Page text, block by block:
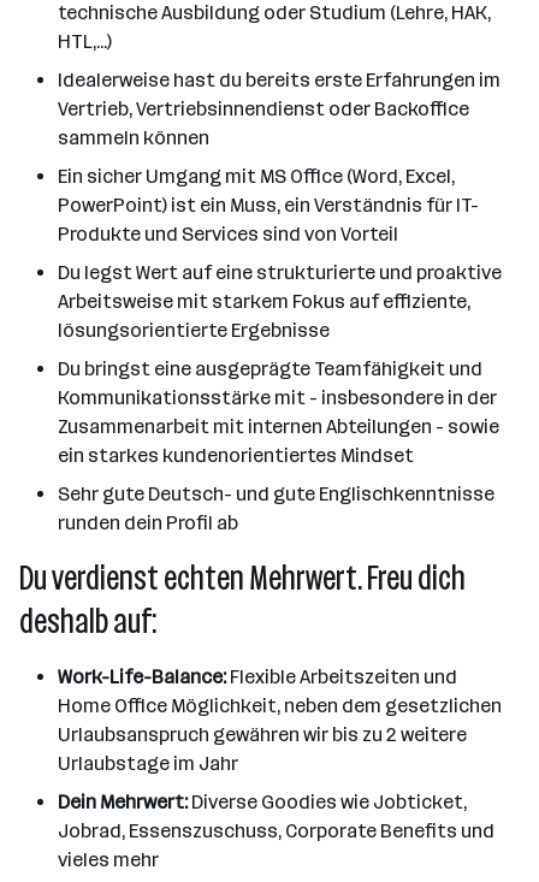
technische Ausbildung oder Studium (Lehre, HAK,
HTL,...)
Idealerweise hast du bereits erste Erfahrungen im
Vertrieb, Vertriebsinnendienst oder Backoffice
sammeln können
Ein sicher Umgang mit MS Office (Word, Excel,
PowerPoint) ist ein Muss, ein Verständnis für IT-
Produkte und Services sind von Vorteil
Du legst Wert auf eine strukturierte und proaktive
Arbeitsweise mit starkem Fokus auf effiziente,
lösungsorientierte Ergebnisse
Du bringst eine ausgeprägte Teamfähigkeit und
Kommunikationsstärke mit - insbesondere in der
Zusammenarbeit mit internen Abteilungen - sowie
ein starkes kundenorientiertes Mindset
Sehr gute Deutsch- und gute Englischkenntnisse
runden dein Profil ab
Du verdienst echten Mehrwert. Freu dich
deshalb auf:
Work-Life-Balance:Flexible Arbeitszeiten und
Home Office Möglichkeit, neben dem gesetzlichen
Urlaubsanspruch gewähren wir bis zu 2 weitere
Urlaubstage im Jahr
Dein Mehrwert:Diverse Goodies wie Jobticket,
Jobrad, Essenszuschuss, Corporate Benefits und
vieles mehr